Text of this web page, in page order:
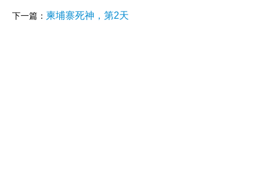
下一篇： 柬埔寨死神，第2天